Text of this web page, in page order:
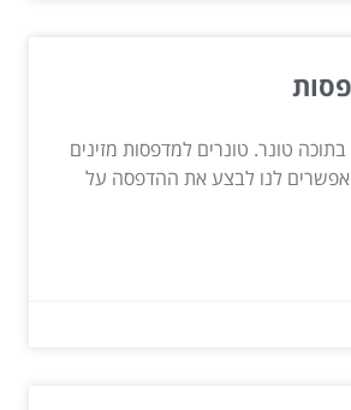
טונר. טונרים למדפסות מזינים
לנו לבצע את ההדפסה על